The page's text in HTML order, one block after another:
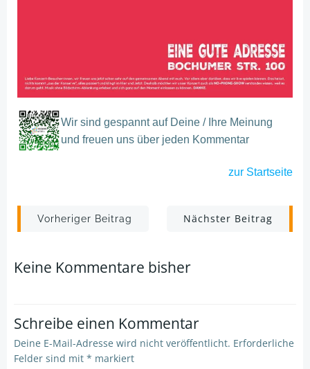
Wir sind gespannt auf Deine / Ihre Meinung
und freuen uns über jeden Kommentar
zur Startseite
Post
navigation
Vorheriger Beitrag
Post
navigation
Nächster Beitrag
Keine Kommentare bisher
Schreibe einen Kommentar
Deine E-Mail-Adresse wird nicht veröffentlicht. Erforderliche
Felder sind mit * markiert